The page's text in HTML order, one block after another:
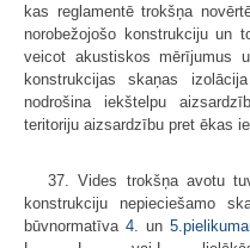
kas reglamentē trokšņa
norobežojošo konstrukciju un
veicot akustiskos mērījumus
konstrukcijas skaņas
nodrošina iekštelpu
teritoriju aizsardzību pret ēkas
37. Vides trokšņa avotu
konstrukciju nepieciešamo
būvnormatīva4.un